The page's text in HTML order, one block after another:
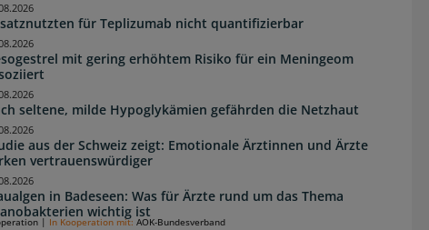
für Teplizumab nicht quantifizierbar
mit gering erhöhtem Risiko für ein Meningeom
seltene, milde Hypoglykämien gefährden die Netzhaut
aus der Schweiz zeigt: Emotionale Ärztinnen und Ärzte
vertrauenswürdiger
in Badeseen: Was für Ärzte rund um das Thema
wichtig ist
In Kooperation mit: AOK-Bundesverband